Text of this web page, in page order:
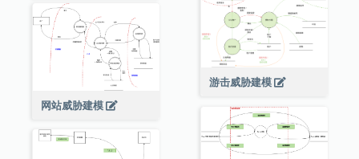
游击威胁建模
网站威胁建模